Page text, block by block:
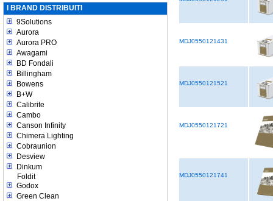
I BRAND DISTRIBUITI
9Solutions
Aurora
Aurora PRO
Awagami
BD Fondali
Billingham
Bowens
B+W
Calibrite
Cambo
Canson Infinity
Chimera Lighting
Cobraunion
Desview
Dinkum
Foldit
Godox
Green Clean
MDJ0550121431
MDJ0550121521
MDJ0550121721
MDJ0550121741